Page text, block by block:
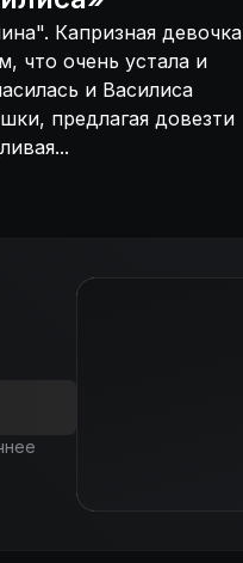
Капризная девочка
что очень устала и
и Василиса
предлагая довезти